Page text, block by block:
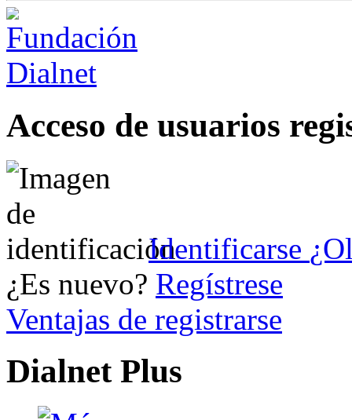
Acceso de usuarios
Identificarse
¿Es nuevo? Regístrese
Ventajas de registrarse
Dialnet Plus